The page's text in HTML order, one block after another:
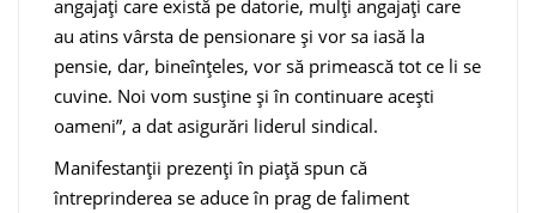
angajați care există pe datorie, mulți angajați care
au atins vârsta de pensionare și vor sa iasă la
pensie, dar, bineînțeles, vor să primească tot ce li se
cuvine. Noi vom susține și în continuare acești
oameni”, a dat asigurări liderul sindical.
Manifestanții prezenți în piață spun că
întreprinderea se aduce în prag de faliment